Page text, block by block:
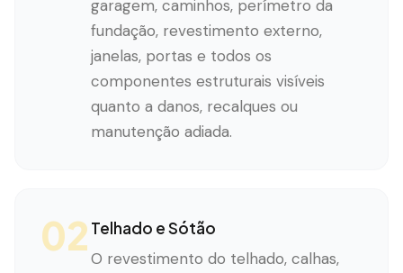
garagem, caminhos, perímetro da
fundação, revestimento externo,
janelas, portas e todos os
componentes estruturais visíveis
quanto a danos, recalques ou
manutenção adiada.
02 Telhado e Sótão
O revestimento do telhado, calhas,